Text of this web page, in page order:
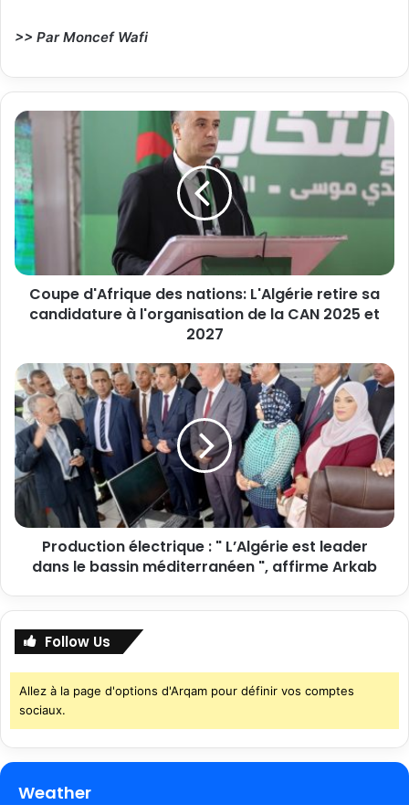
>> Par Moncef Wafi
Coupe d'Afrique des nations: L'Algérie retire sa
candidature à l'organisation de la CAN 2025 et
2027
Production électrique : " L’Algérie est leader
dans le bassin méditerranéen ", affirme Arkab
Follow Us
Allez à la page d'options d'Arqam pour définir vos comptes
sociaux.
Weather